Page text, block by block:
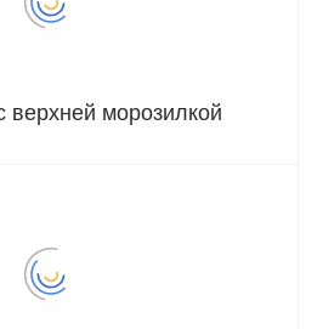
верхней морозилкой